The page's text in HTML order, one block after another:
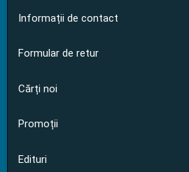
Informații de contact
Formular de retur
Cărți noi
Promoții
Edituri